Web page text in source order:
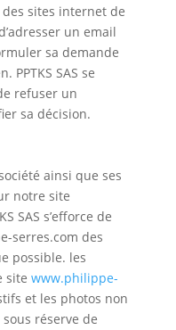
sites internet de
un email
sa demande
PPTKS SAS se
refuser un
sa décision.
ainsi que ses
notre site
SAS s’efforce de
serres.com des
possible. les
site www.philippe-
et les photos non
réserve de